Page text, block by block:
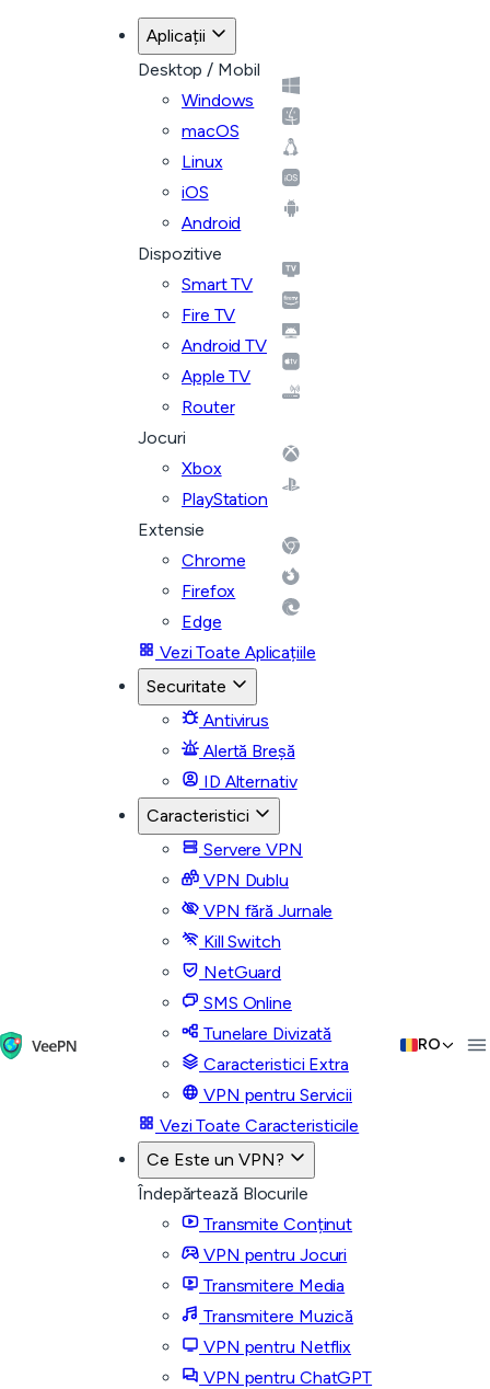
Aplicații
Desktop / Mobil
Windows
macOS
Linux
iOS
Android
Dispozitive
Smart TV
Fire TV
Android TV
Apple TV
Router
Jocuri
Xbox
PlayStation
Extensie
Chrome
Firefox
Edge
Vezi Toate Aplicațiile
Securitate
Antivirus
Alertă Breșă
ID Alternativ
Caracteristici
Servere VPN
VPN Dublu
VPN fără Jurnale
Kill Switch
NetGuard
SMS Online
Tunelare Divizată
Caracteristici Extra
VPN pentru Servicii
Vezi Toate Caracteristicile
Ce Este un VPN?
Îndepărtează Blocurile
Transmite Conținut
VPN pentru Jocuri
Transmitere Media
Transmitere Muzică
VPN pentru Netflix
VPN pentru ChatGPT
RO